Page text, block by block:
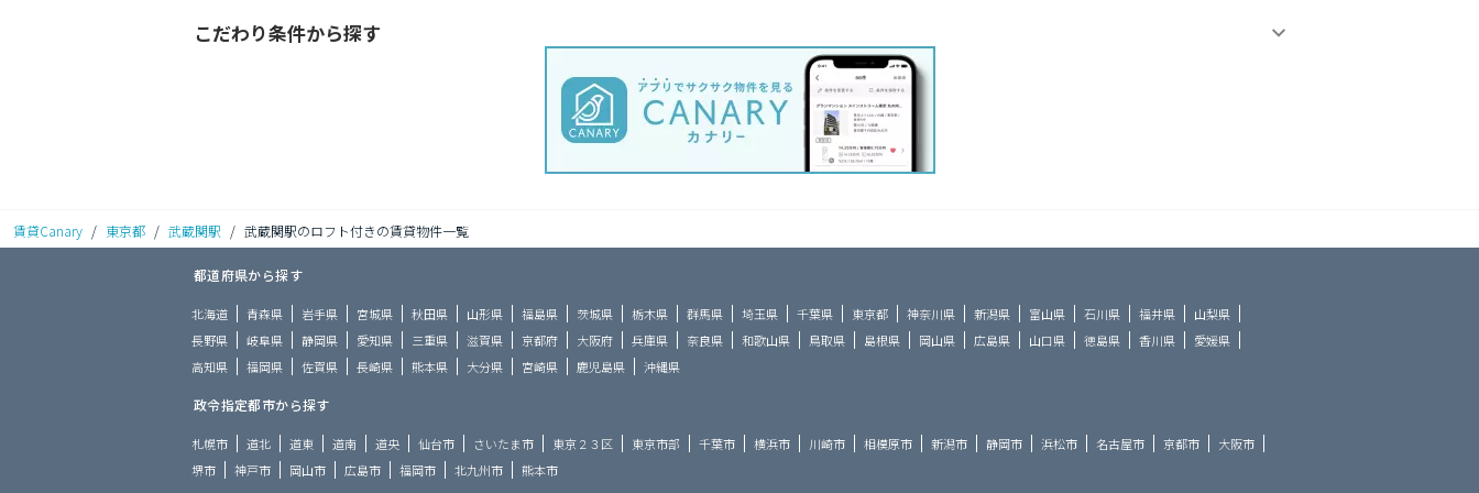
こだわり条件から探す
賃貸Canary / 東京都 / 武蔵関駅 / 武蔵関駅のロフト付きの賃貸物件一覧
都道府県から探す
北海道 青森県 岩手県 宮城県 秋田県 山形県 福島県 茨城県 栃木県 群馬県 埼玉県 千葉県 東京都 神奈川県 新潟県 富山県 石川県 福井県
山梨県
長野県
岐阜県 静岡県 愛知県 三重県 滋賀県 京都府 大阪府 兵庫県 奈良県 和歌山県 鳥取県 島根県 岡山県 広島県 山口県 徳島県 香川県
愛媛県
高知県
福岡県 佐賀県 長崎県 熊本県 大分県 宮崎県 鹿児島県 沖縄県
政令指定都市から探す
札幌市 道北 道東 道南 道央 仙台市 さいたま市 東京２３区 東京市部 千葉市 横浜市 川崎市 相模原市 新潟市 静岡市 浜松市 名古屋市 京都市
大阪市
堺市
神戸市 岡山市 広島市 福岡市 北九州市 熊本市